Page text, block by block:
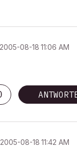
‎2005-08-18 11:06 AM
‎2005-08-18 11:42 AM